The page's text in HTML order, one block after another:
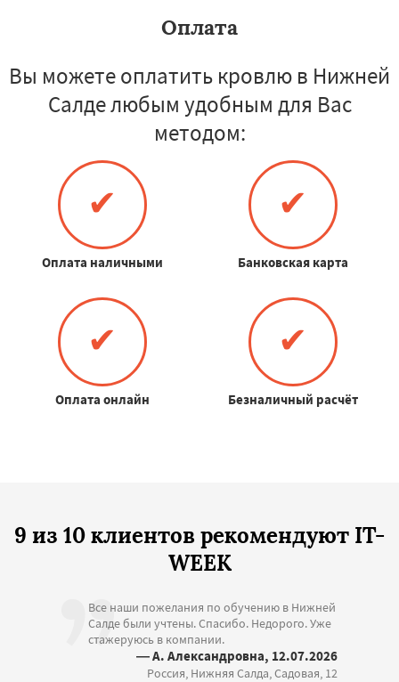
Оплата
Вы можете оплатить кровлю в Нижней
Салде любым удобным для Вас
методом:
✔
Оплата наличными
✔
Банковская карта
✔
Оплата онлайн
✔
Безналичный расчёт
9 из 10 клиентов рекомендуют IT-
WEEK
Все наши пожелания по обучению в Нижней
Салде были учтены. Спасибо. Недорого. Уже
стажеруюсь в компании.
— А. Александровна, 12.07.2026
Россия, Нижняя Салда, Садовая, 12